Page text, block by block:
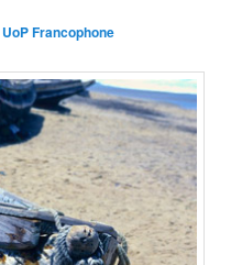
UoP Francophone